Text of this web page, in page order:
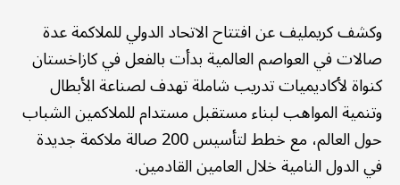
وكشف كريمليف عن افتتاح الاتحاد الدولي للملاكمة عدة
صالات في العواصم العالمية بدأت بالفعل في كازاخستان
كنواة لأكاديميات تدريب شاملة تهدف لصناعة الأبطال
وتنمية المواهب لبناء مستقبل مستدام للملاكمين الشباب
حول العالم، مع خطط لتأسيس 200 صالة ملاكمة جديدة
في الدول النامية خلال العامين القادمين.